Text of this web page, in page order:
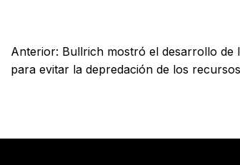
Anterior: Bullrich mostró el desarrollo de
para evitar la depredación de los